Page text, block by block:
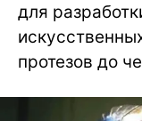
для
протезов до